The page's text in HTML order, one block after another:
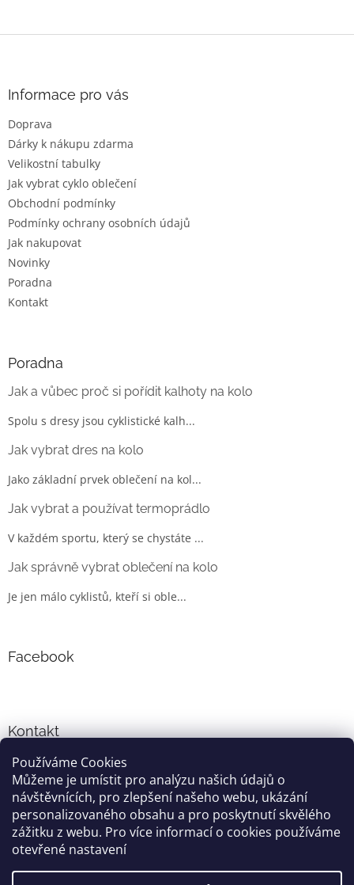
Používáme Cookies
Můžeme je umístit pro analýzu našich údajů o
návštěvnících, pro zlepšení našeho webu, ukázání
personalizovaného obsahu a pro poskytnutí skvělého
zážitku z webu. Pro více informací o cookies používáme
otevřené nastavení
Informace pro vás
Doprava
Dárky k nákupu zdarma
Velikostní tabulky
Jak vybrat cyklo oblečení
Obchodní podmínky
Podmínky ochrany osobních údajů
Jak nakupovat
Novinky
Poradna
Kontakt
Poradna
Jak a vůbec proč si pořídit kalhoty na kolo
Spolu s dresy jsou cyklistické kalh...
Jak vybrat dres na kolo
Jako základní prvek oblečení na kol...
Jak vybrat a používat termoprádlo
V každém sportu, který se chystáte ...
Jak správně vybrat oblečení na kolo
Je jen málo cyklistů, kteří si oble...
Facebook
Kontakt
info@cyklo-obleceni.cz
+420777081700
jsme na facebooku